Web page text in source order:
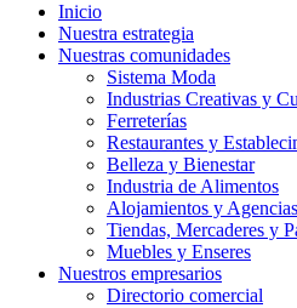
Inicio
Nuestra estrategia
Nuestras comunidades
Sistema Moda
Industrias Creativas y
Ferreterías
Restaurantes y
Belleza y Bienestar
Industria de Alimentos
Alojamientos y
Tiendas, Mercaderes y
Muebles y Enseres
Nuestros empresarios
Directorio comercial